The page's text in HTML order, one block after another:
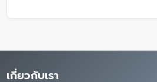
เกี่ยวกับเรา